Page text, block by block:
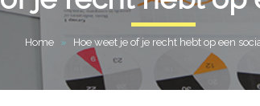
Home » Hoe weet je of je recht hebt op een